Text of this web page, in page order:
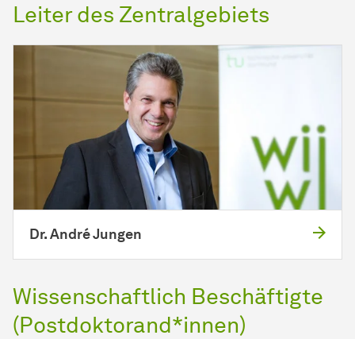
Leiter des Zentralgebiets
Dr. André Jungen
Wissenschaftlich Beschäftigte
(Postdoktorand*innen)